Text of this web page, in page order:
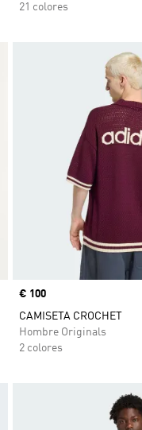
21 colores
Añadir a la lista de deseos
Precio
€ 100
CAMISETA CROCHET
Hombre Originals
2 colores
Añadir a la lista de deseos